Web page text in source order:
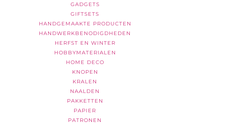
GADGETS
GIFTSETS
HANDGEMAAKTE PRODUCTEN
HANDWERKBENODIGDHEDEN
HERFST EN WINTER
HOBBYMATERIALEN
HOME DECO
KNOPEN
KRALEN
NAALDEN
PAKKETTEN
PAPIER
PATRONEN